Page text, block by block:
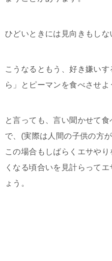
ひどいときには見向きもしな
こうなるともう、好き嫌い
ら」とピーマンを食べさせよ
と言っても、言い聞かせて
で、(実際は人間の子供の方
この場合もしばらくエサや
くなる頃合いを見計らって
ょう。